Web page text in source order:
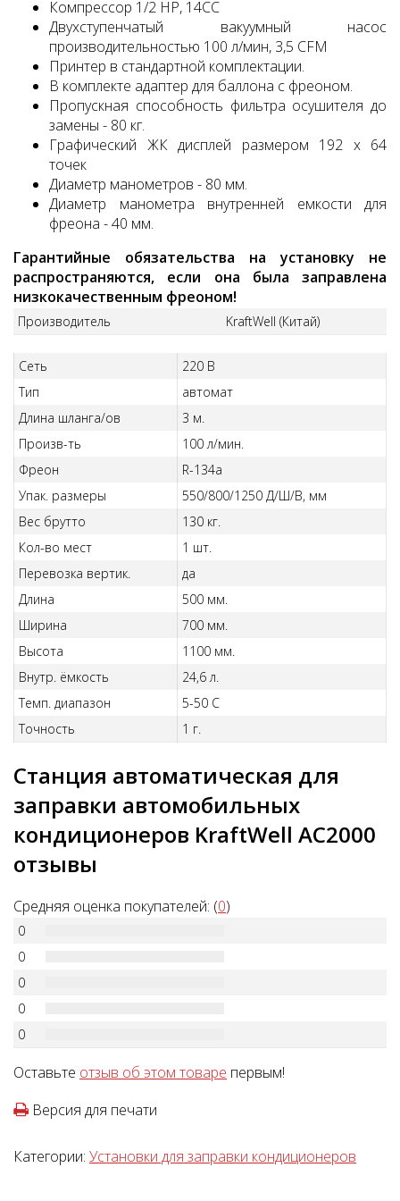
Компрессор 1/2 HP, 14СС
Двухступенчатый вакуумный насос
производительностью 100 л/мин, 3,5 CFM
Принтер в стандартной комплектации.
В комплекте адаптер для баллона с фреоном.
Пропускная способность фильтра осушителя до
замены - 80 кг.
Графический ЖК дисплей размером 192 x 64
точек
Диаметр манометров - 80 мм.
Диаметр манометра внутренней емкости для
фреона - 40 мм.
Гарантийные обязательства на установку не
распространяются, если она была заправлена
низкокачественным фреоном!
Производитель KraftWell (Китай)
Сеть
220 В
Тип
автомат
Длина шланга/ов
3 м.
Произв-ть
100 л/мин.
Фреон
R-134a
Упак. размеры
550/800/1250 Д/Ш/В, мм
Вес брутто
130 кг.
Кол-во мест
1 шт.
Перевозка вертик.
да
Длина
500 мм.
Ширина
700 мм.
Высота
1100 мм.
Внутр. ёмкость
24,6 л.
Темп. диапазон
5-50 С
Точность
1 г.
Станция автоматическая для
заправки автомобильных
кондиционеров KraftWell AC2000
отзывы
Средняя оценка покупателей: (0)
0
0
0
0
0
Оставьте отзыв об этом товаре первым!
Версия для печати
Категории: Установки для заправки кондиционеров